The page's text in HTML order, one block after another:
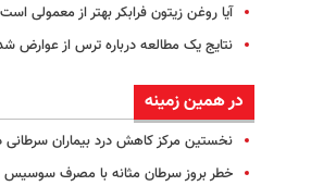
آیا روغن زیتون فرابکر بهتر از معمولی
نتایج یک مطالعه درباره ترس از عوارض
در همین زمینه
نخستین مرکز کاهش درد بیماران سرطانی
خطر بروز سرطان مثانه با مصرف سوسیس